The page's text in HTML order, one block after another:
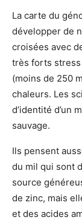
La carte du
développer de
croisées avec
très forts stress
(moins de 250
chaleurs. Les
d’identité d’un
sauvage.
Ils pensent
du mil qui sont
source
de zinc, mais
et des acides